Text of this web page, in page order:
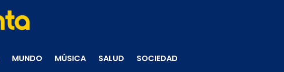
MUNDO MÚSICA SALUD SOCIEDAD